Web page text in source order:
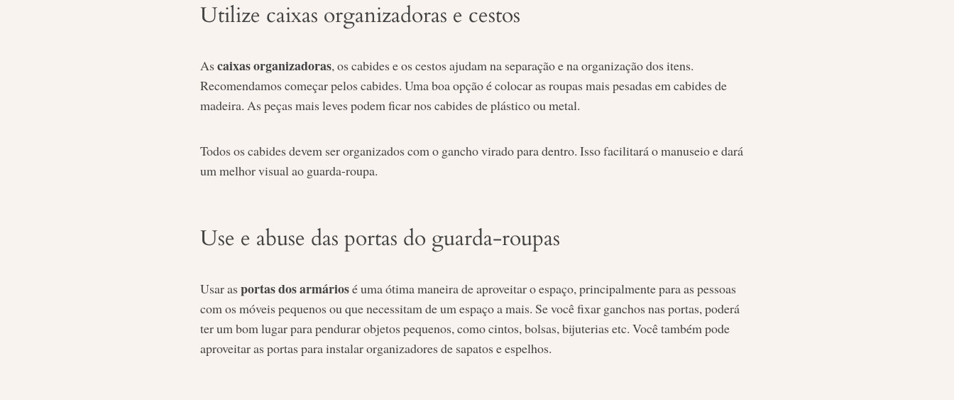
Utilize caixas organizadoras e cestos
As caixas organizadoras, os cabides e os cestos ajudam na separação e na organização dos itens.
Recomendamos começar pelos cabides. Uma boa opção é colocar as roupas mais pesadas em cabides de
madeira. As peças mais leves podem ficar nos cabides de plástico ou metal.
Todos os cabides devem ser organizados com o gancho virado para dentro. Isso facilitará o manuseio e dará
um melhor visual ao guarda-roupa.
Use e abuse das portas do guarda-roupas
Usar as portas dos armáriosé uma ótima maneira de aproveitar o espaço, principalmente para as pessoas
com os móveis pequenos ou que necessitam de um espaço a mais. Se você fixar ganchos nas portas, poderá
ter um bom lugar para pendurar objetos pequenos, como cintos, bolsas, bijuterias etc. Você também pode
aproveitar as portas para instalar organizadores de sapatos e espelhos.